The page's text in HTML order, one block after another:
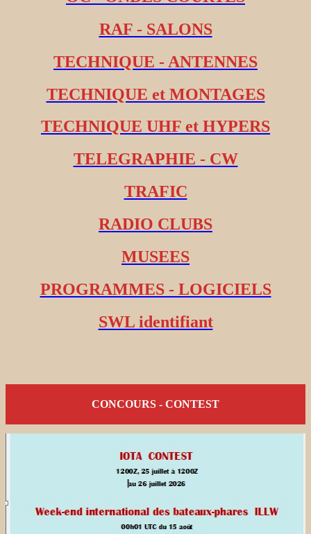
RAF - SALONS
TECHNIQUE - ANTENNES
TECHNIQUE et MONTAGES
TECHNIQUE UHF et HYPERS
TELEGRAPHIE - CW
TRAFIC
RADIO CLUBS
MUSEES
PROGRAMMES - LOGICIELS
SWL identifiant
CONCOURS - CONTEST